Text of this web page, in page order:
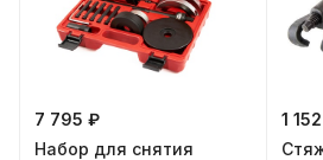
7 795 ₽
Набор для снятия
1